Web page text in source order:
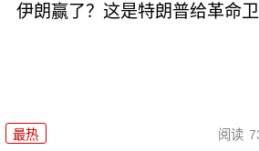
伊朗赢了？这是特朗普给革命
最热 阅读